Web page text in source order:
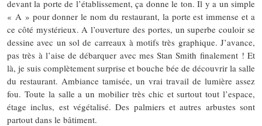
devant la porte de l’établissement, ça donne le ton. Il y a un simple
« A » pour donner le nom du restaurant, la porte est immense et a
ce côté mystérieux. A l’ouverture des portes, un superbe couloir se
dessine avec un sol de carreaux à motifs très graphique. J’avance,
pas très à l’aise de débarquer avec mes Stan Smith finalement ! Et
là, je suis complètement surprise et bouche bée de découvrir la salle
du restaurant. Ambiance tamisée, un vrai travail de lumière assez
fou. Toute la salle a un mobilier très chic et surtout tout l’espace,
étage inclus, est végétalisé. Des palmiers et autres arbustes sont
partout dans le bâtiment.